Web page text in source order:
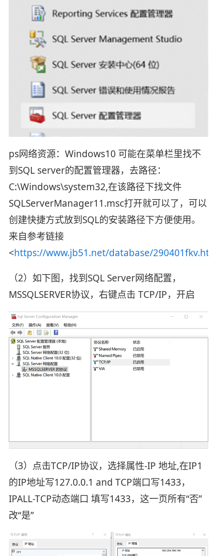
ps网络资源：Windows10 可能在菜单栏里找不
到SQL server的配置管理器，去路径：
C:\Windows\system32,在该路径下找文件
SQLServerManager11.msc打开就可以了，可以
创建快捷方式放到SQL的安装路径下方便使用。
来自参考链接
<https://www.jb51.net/database/
（2）如下图，找到SQL Server网络配置，
MSSQLSERVER协议，右键点击 TCP/IP，开启
（3）点击TCP/IP协议，选择属性-IP 地址,在IP1
的IP地址写127.0.0.1 and TCP端口写1433，
IPALL-TCP动态端口 填写1433，这一页所有“否”
改“是”